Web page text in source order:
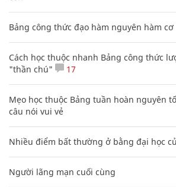
Bảng công thức đạo hàm nguyên hàm
Cách học thuộc nhanh Bảng công thức
"thần chú"
17
Mẹo học thuộc Bảng tuần hoàn nguyên
câu nói vui vẻ
Nhiều điểm bất thường ở bằng đại học
Người lãng mạn cuối cùng